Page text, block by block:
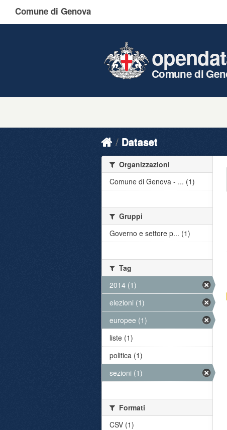
Comune di Genova
Comune di
Dataset
Organizzazioni
Comune di Genova - ... (1)
Gruppi
Governo e settore p... (1)
Tag
2014 (1)
elezioni (1)
europee (1)
liste (1)
politica (1)
sezioni (1)
Formati
CSV (1)